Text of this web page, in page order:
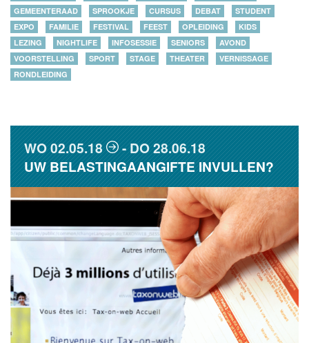
GEMEENTERAAD
SPROOKJE CURSUS DEBAT
STUDENT
EXPO
FAMILIE FESTIVAL FEEST OPLEIDING
KIDS
LEZING
NIGHTLIFE INFOSESSIE SENIORS
AVOND
VOORSTELLING
SPORT STAGE THEATER
VERNISSAGE
RONDLEIDING
WO02.05.18 DO28.06.18
UW BELASTINGAANGIFTE INVULLEN?